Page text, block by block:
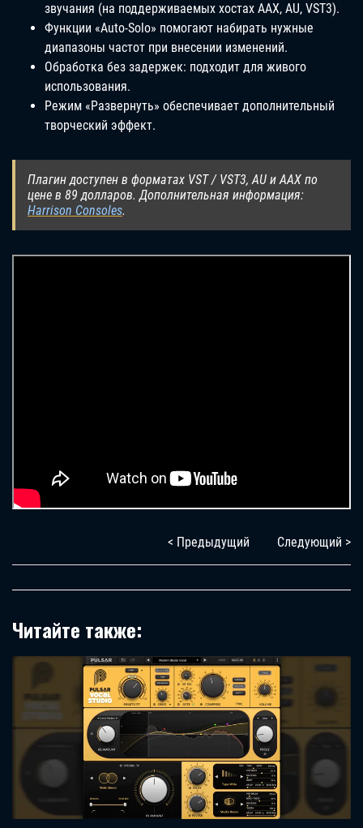
звучания (на поддерживаемых хостах AAX, AU, VST3).
Функции «Auto-Solo» помогают набирать нужные
диапазоны частот при внесении изменений.
Обработка без задержек: подходит для живого
использования.
Режим «Развернуть» обеспечивает дополнительный
творческий эффект.
Плагин доступен в форматах VST / VST3, AU и AAX по
цене в 89 долларов. Дополнительная информация:
Harrison Consoles.
< Предыдущий Следующий >
Читайте также: